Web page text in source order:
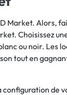
Market. Alors,
Choisissez
ou noir. Les
tout en
de